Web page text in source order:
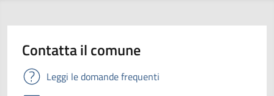
Contatta il comune
Leggi le domande frequenti